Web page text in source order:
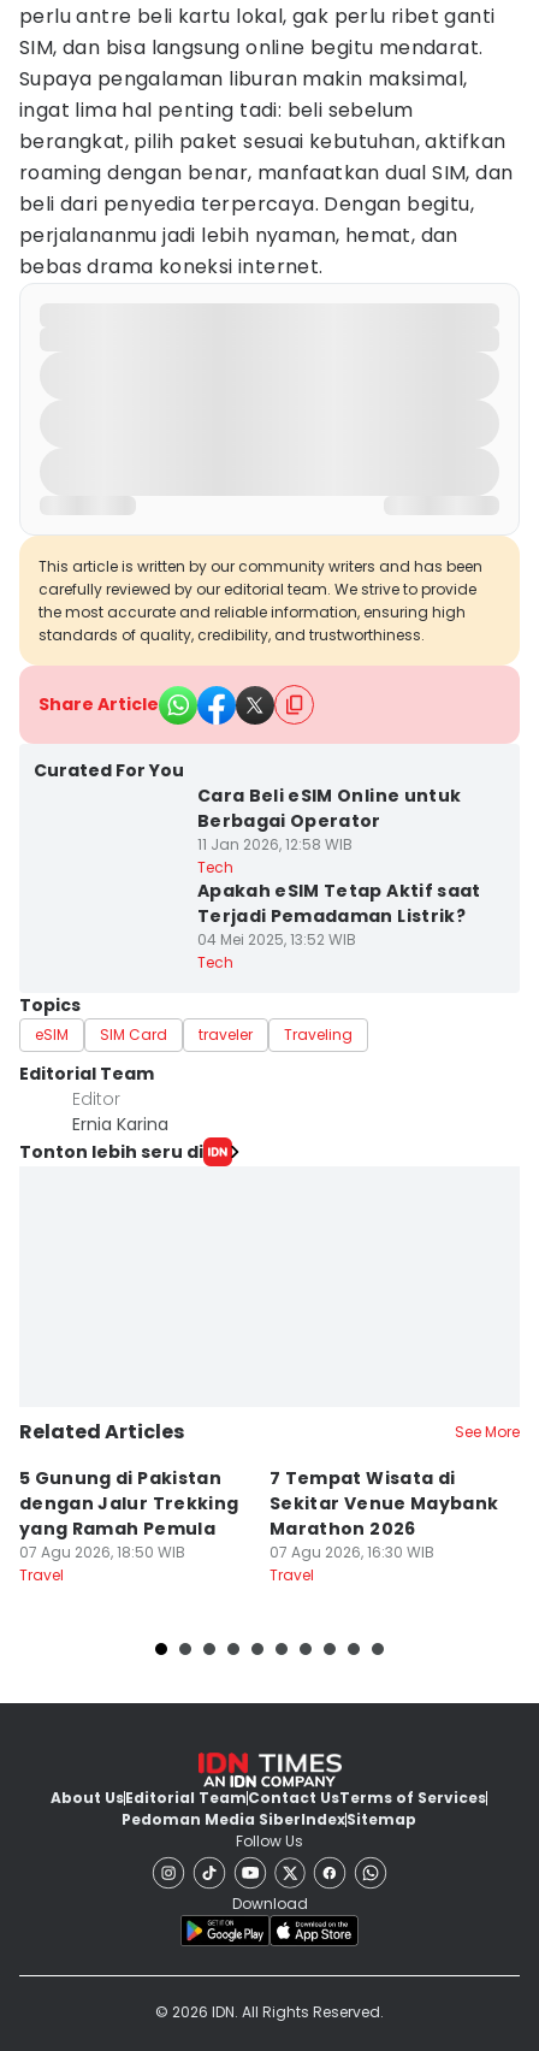
perlu antre beli kartu lokal, gak perlu ribet ganti
SIM, dan bisa langsung online begitu mendarat.
Supaya pengalaman liburan makin maksimal,
ingat lima hal penting tadi: beli sebelum
berangkat, pilih paket sesuai kebutuhan, aktifkan
roaming dengan benar, manfaatkan dual SIM, dan
beli dari penyedia terpercaya. Dengan begitu,
perjalananmu jadi lebih nyaman, hemat, dan
bebas drama koneksi internet.
This article is written by our community writers and has been
carefully reviewed by our editorial team. We strive to provide
the most accurate and reliable information, ensuring high
standards of quality, credibility, and trustworthiness.
Share Article
Curated For You
Cara Beli eSIM Online untuk
Berbagai Operator
11 Jan 2026, 12:58 WIB
Tech
Apakah eSIM Tetap Aktif saat
Terjadi Pemadaman Listrik?
04 Mei 2025, 13:52 WIB
Tech
Topics
eSIM SIM Card traveler Traveling
Editorial Team
Editor
Ernia Karina
Tonton lebih seru di
Related Articles See More
5 Gunung di Pakistan
dengan Jalur Trekking
yang Ramah Pemula
07 Agu 2026, 18:50 WIB
Travel
7 Tempat Wisata di
Sekitar Venue Maybank
Marathon 2026
07 Agu 2026, 16:30 WIB
Travel
About UsEditorial TeamContact UsTerms of Services
Pedoman Media SiberIndexSitemap
Follow Us
Download
© 2026 IDN. All Rights Reserved.